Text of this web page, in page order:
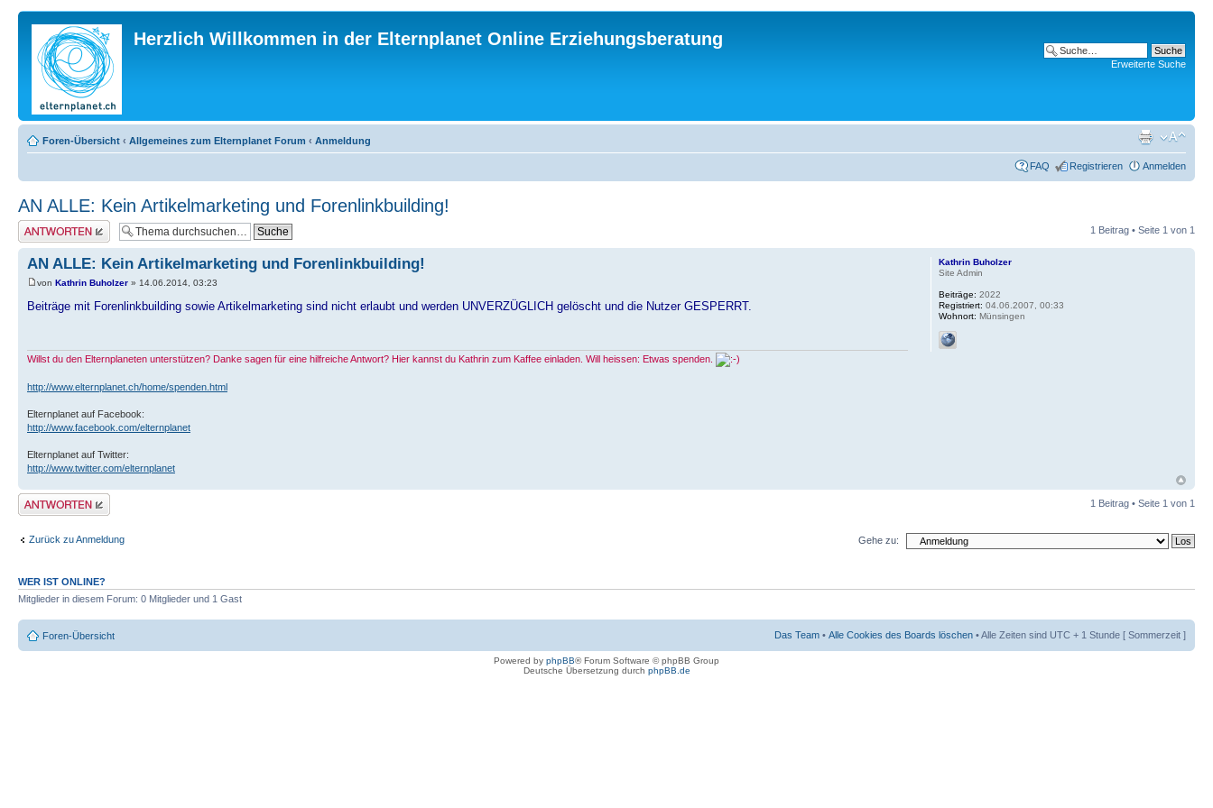
Herzlich Willkommen in der Elternplanet Online Erziehungsberatung
Erweiterte Suche
Foren-Übersicht ‹ Allgemeines zum Elternplanet Forum ‹ Anmeldung
FAQ Registrieren Anmelden
AN ALLE: Kein Artikelmarketing und Forenlinkbuilding!
Antwort erstellen 1 Beitrag • Seite 1 von 1
AN ALLE: Kein Artikelmarketing und Forenlinkbuilding!
von Kathrin Buholzer » 14.06.2014, 03:23
Beiträge mit Forenlinkbuilding sowie Artikelmarketing sind nicht erlaubt und werden UNVERZÜGLICH gelöscht und die Nutzer GESPERRT.
Willst du den Elternplaneten unterstützen? Danke sagen für eine hilfreiche Antwort? Hier kannst du Kathrin zum Kaffee einladen. Will heissen: Etwas spenden.
http://www.elternplanet.ch/home/spenden.html
Elternplanet auf Facebook:
http://www.facebook.com/elternplanet
Elternplanet auf Twitter:
http://www.twitter.com/elternplanet
Kathrin Buholzer
Site Admin
Beiträge: 2022
Registriert: 04.06.2007, 00:33
Wohnort: Münsingen
Antwort erstellen 1 Beitrag • Seite 1 von 1
Zurück zu Anmeldung Gehe zu:
WER IST ONLINE?
Mitglieder in diesem Forum: 0 Mitglieder und 1 Gast
Foren-Übersicht Das Team • Alle Cookies des Boards löschen • Alle Zeiten sind UTC + 1 Stunde [ Sommerzeit ]
Powered by phpBB® Forum Software © phpBB Group
Deutsche Übersetzung durch phpBB.de